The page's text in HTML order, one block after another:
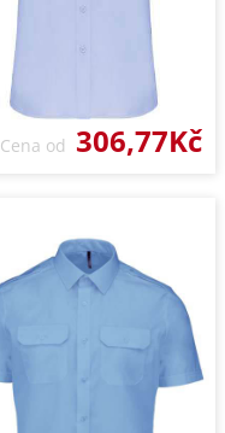
Cena od 306,77Kč